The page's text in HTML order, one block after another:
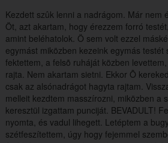
Kezdett szûk lenni a nadrágom. Már nem
Öt, azt akartam, hogy érezzem forró
amint beléhatolok. Ö sem volt ezzel
egymást miközben kezeink egymás testét
fektettem, a felsõ ruháját közben
rajta. Nem akartam sietni. Ekkor Õ
csak az alsónadrágot hagyta rajtam.
melleit kezdtem masszírozni, miközben a
keresztül izgattam punciját. BEVADULT!
nyomta, és vadul lihegett. Letéptem a
szétfeszítettem, úgy hogy fejemmel